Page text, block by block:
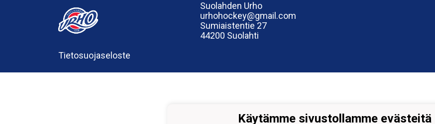
Tietosuojaseloste
Suolahden Urho
urhohockey@gmail.com
Sumiaistentie 27
44200 Suolahti
Käytämme sivustollamme evästeitä